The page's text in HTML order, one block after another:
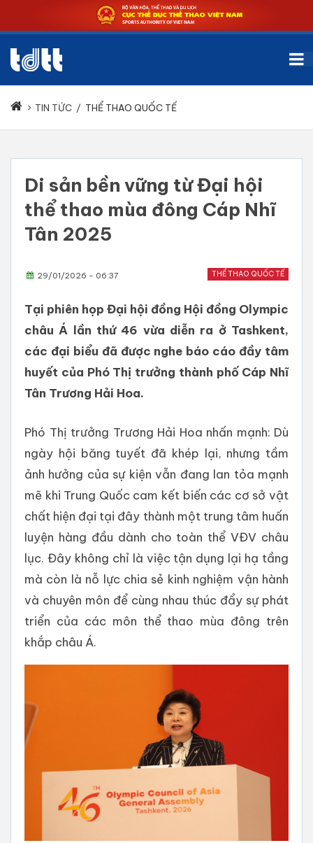
TIN TỨC / THỂ THAO QUỐC TẾ
Di sản bền vững từ Đại hội
thể thao mùa đông Cáp Nhĩ
Tân 2025
THỂ THAO QUỐC TẾ
29/01/2026 - 06:37
Tại phiên họp Đại hội đồng Hội đồng Olympic
châu Á lần thứ 46 vừa diễn ra ở Tashkent,
các đại biểu đã được nghe báo cáo đầy tâm
huyết của Phó Thị trưởng thành phố Cáp Nhĩ
Tân Trương Hải Hoa.
Phó Thị trưởng Trương Hải Hoa nhấn mạnh: Dù
ngày hội băng tuyết đã khép lại, nhưng tầm
ảnh hưởng của sự kiện vẫn đang lan tỏa mạnh
mẽ khi Trung Quốc cam kết biến các cơ sở vật
chất hiện đại tại đây thành một trung tâm huấn
luyện hàng đầu dành cho toàn thể VĐV châu
lục. Đây không chỉ là việc tận dụng lại hạ tầng
mà còn là nỗ lực chia sẻ kinh nghiệm vận hành
và chuyên môn để cùng nhau thúc đẩy sự phát
triển của các môn thể thao mùa đông trên
khắp châu Á.